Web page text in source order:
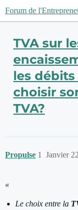
Forum de
TVA sur
les
choisir
TVA?
Propulse Janvier
1
«
Le choix entre la